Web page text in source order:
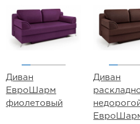
Диван
ЕвроШарм
фиолетовый
Диван